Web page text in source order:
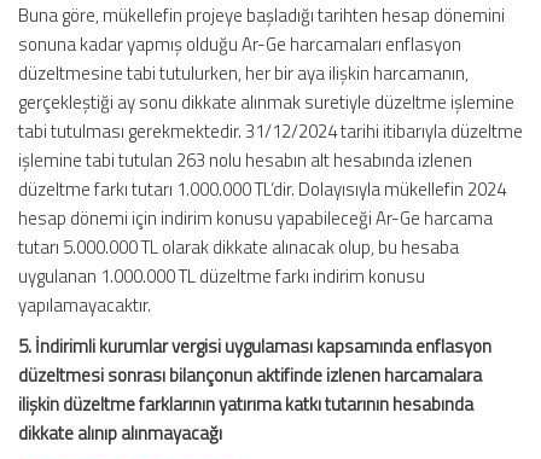
Buna göre, mükellefin projeye başladığı tarihten hesap dönemini
sonuna kadar yapmış olduğu Ar-Ge harcamaları enflasyon
düzeltmesine tabi tutulurken, her bir aya ilişkin harcamanın,
gerçekleştiği ay sonu dikkate alınmak suretiyle düzeltme işlemine
tabi tutulması gerekmektedir. 31/12/2024 tarihi itibarıyla düzeltme
işlemine tabi tutulan 263 nolu hesabın alt hesabında izlenen
düzeltme farkı tutarı 1.000.000 TL’dir. Dolayısıyla mükellefin 2024
hesap dönemi için indirim konusu yapabileceği Ar-Ge harcama
tutarı 5.000.000 TL olarak dikkate alınacak olup, bu hesaba
uygulanan 1.000.000 TL düzeltme farkı indirim konusu
yapılamayacaktır.
5. İndirimli kurumlar vergisi uygulaması kapsamında enflasyon
düzeltmesi sonrası bilançonun aktifinde izlenen harcamalara
ilişkin düzeltme farklarının yatırıma katkı tutarının hesabında
dikkate alınıp alınmayacağı